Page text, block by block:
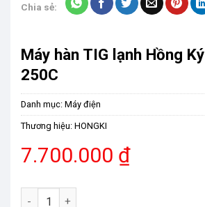
Chia sẻ:
Máy hàn TIG lạnh Hồng
250C
Danh mục: Máy điện
Thương hiệu: HONGKI
7.700.000 ₫
Máy hàn TIG lạnh Hồng Ký HKTIG